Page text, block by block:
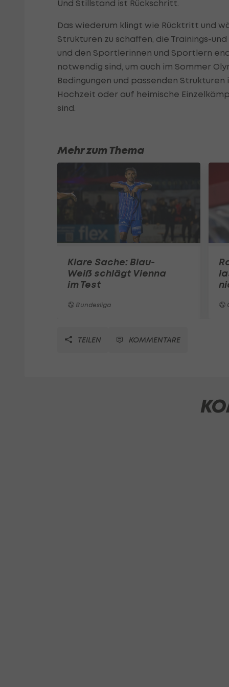
Und Stillstand ist Rückschritt.
Das wiederum klingt wie Rücktritt und
Strukturen zu schaffen, die Trainings-
und den Sportlerinnen und Sportlern
notwendig sind, um auch im Sommer
Bedingungen und passenden
Hochzeit oder auf heimische
sind.
Mehr zum Thema
Klare Sache: Blau-
Weiß schlägt Vienna
im Test
Bundesliga
TEILEN KOMMENTARE